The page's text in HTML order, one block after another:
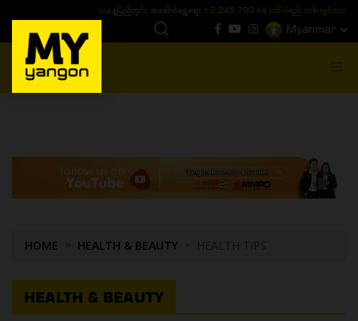
ယနေ့ပြည်တွင်း ၁၅ ပဲရည်ရွှေဈေး :3,770,000 - ပြင်ပပေါက်စျေး (၁၆ ပဲရည် တစ်ကျပ်
Myanmar
MENU
HOME HEALTH & BEAUTY HEALTH TIPS
HEALTH & BEAUTY